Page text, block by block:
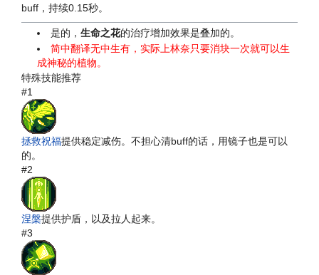
buff，持续0.15秒。
是的，生命之花的治疗增加效果是叠加的。
简中翻译无中生有，实际上林奈只要消块一次就可以生
成神秘的植物。
特殊技能推荐
#1
拯救祝福提供稳定减伤。不担心清buff的话，用镜子也是可以
的。
#2
涅槃提供护盾，以及拉人起来。
#3